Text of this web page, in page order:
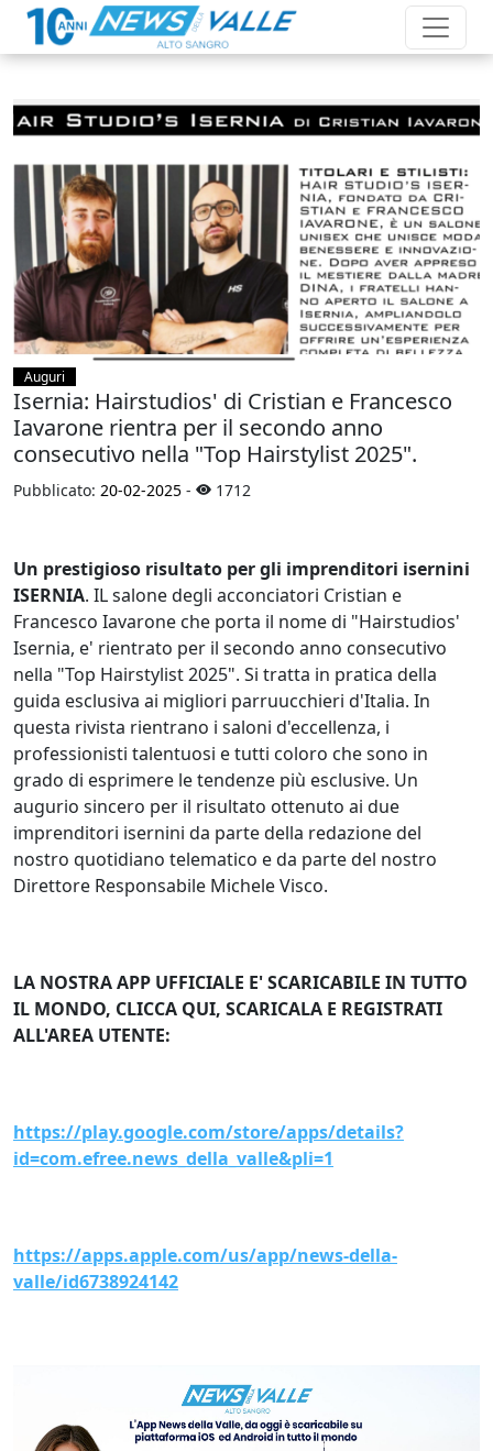
Auguri
Isernia: Hairstudios' di Cristian e Francesco
Iavarone rientra per il secondo anno
consecutivo nella "Top Hairstylist 2025".
Pubblicato: 20-02-2025 - 1712
Un prestigioso risultato per gli imprenditori isernini
ISERNIA. IL salone degli acconciatori Cristian e
Francesco Iavarone che porta il nome di "Hairstudios'
Isernia, e' rientrato per il secondo anno consecutivo
nella "Top Hairstylist 2025". Si tratta in pratica della
guida esclusiva ai migliori parruucchieri d'Italia. In
questa rivista rientrano i saloni d'eccellenza, i
professionisti talentuosi e tutti coloro che sono in
grado di esprimere le tendenze più esclusive. Un
augurio sincero per il risultato ottenuto ai due
imprenditori isernini da parte della redazione del
nostro quotidiano telematico e da parte del nostro
Direttore Responsabile Michele Visco.
LA NOSTRA APP UFFICIALE E' SCARICABILE IN TUTTO
IL MONDO, CLICCA QUI, SCARICALA E REGISTRATI
ALL'AREA UTENTE:
https://play.google.com/store/apps/details?
id=com.efree.news_della_valle&pli=1
https://apps.apple.com/us/app/news-della-
valle/id6738924142